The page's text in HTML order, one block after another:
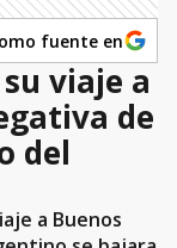
fuente en
viaje a
de
del
a Buenos